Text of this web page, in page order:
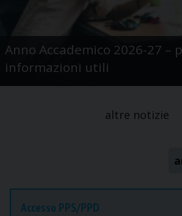
Anno Accademico 2026-27 –
informazioni utili
altre notizie
Accesso PPS/PPD